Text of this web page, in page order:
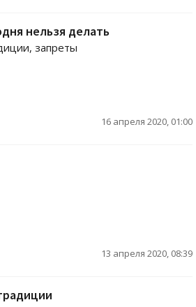
нельзя делать
запреты
16 апреля 2020, 01:00
13 апреля 2020, 08:39